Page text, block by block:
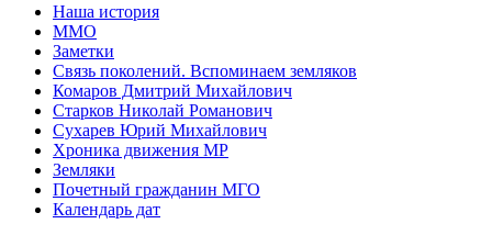
Наша история
ММО
Заметки
Связь поколений. Вспоминаем земляков
Комаров Дмитрий Михайлович
Старков Николай Романович
Сухарев Юрий Михайлович
Хроника движения МР
Земляки
Почетный гражданин МГО
Календарь дат